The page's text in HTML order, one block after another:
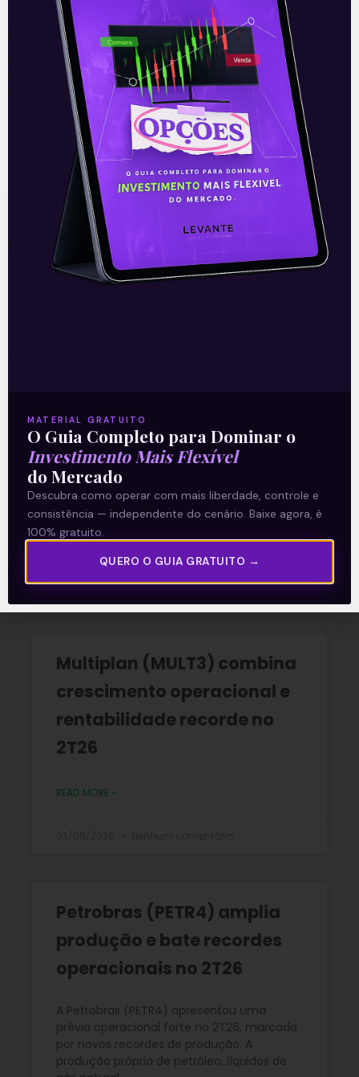
Acompanhe nossas Redes Sociais!
O conteúdo foi útil para você? Compartilhe!
Recomendado para
você
A reunião do Comitê de Política Monetária
(Copom) encerrada na quarta-feira (5)
confirmou as expectativas quase
unânimes dos investidores e reduziu a taxa
Selic em
READ MORE »
06/08/2026 Nenhum comentário
Multiplan (MULT3) combina
crescimento operacional e
rentabilidade recorde no
2T26
READ MORE »
Petrobras (PETR4) amplia
produção e bate recordes
operacionais no 2T26
A Petrobras (PETR4) apresentou uma
prévia operacional forte no 2T26, marcada
por novos recordes de produção. A
produção própria de petróleo, líquidos de
MATERIAL GRATUITO
O Guia Completo para Dominar o
Investimento Mais Flexível
do Mercado
Descubra como operar com mais liberdade, controle e
consistência — independente do cenário. Baixe agora, é
100% gratuito.
QUERO O GUIA GRATUITO →